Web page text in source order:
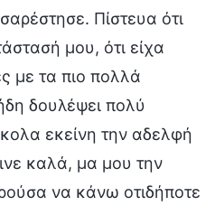
Πίστευα ότι
μου, ότι είχα
με τα πιο πολλά
δουλέψει πολύ
εκείνη την αδελφή
καλά, μα μου την
να κάνω οτιδήποτε